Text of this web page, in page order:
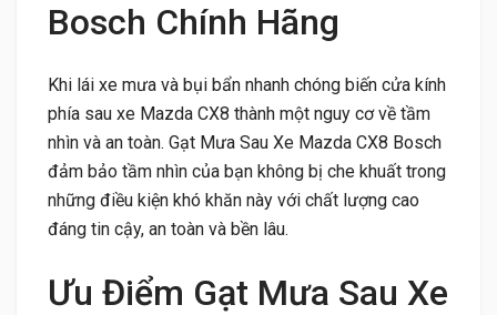
Bosch Chính Hãng
Khi lái xe mưa và bụi bẩn nhanh chóng biến cửa kính
phía sau xe Mazda CX8 thành một nguy cơ về tầm
nhìn và an toàn. Gạt Mưa Sau Xe Mazda CX8 Bosch
đảm bảo tầm nhìn của bạn không bị che khuất trong
những điều kiện khó khăn này với chất lượng cao
đáng tin cậy, an toàn và bền lâu.
Ưu Điểm Gạt Mưa Sau Xe